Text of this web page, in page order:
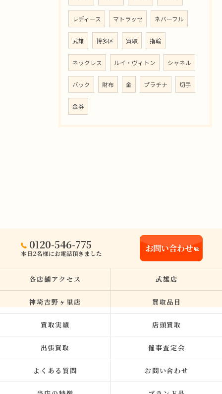
レディース マトラッセ ネバーフル
武雄 博多区 買取 指輪
ネックレス ルイ・ヴィトン シャネル
バック 財布 金 プラチナ 切手
金券
0120-546-775
本日2名様にお電話頂きました お問い合わせ
各店舗アクセス 武雄店
神埼吉野ヶ里店 買取品目
買取実績 店頭買取
出張買取 催事査定会
よくある質問 お問い合わせ